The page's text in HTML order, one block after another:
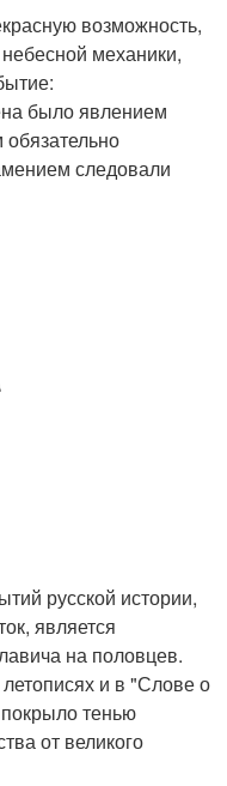
возможность,
механики,
было явлением
следовали
русской истории,
является
на половцев.
и в "Слове о
тенью
от великого